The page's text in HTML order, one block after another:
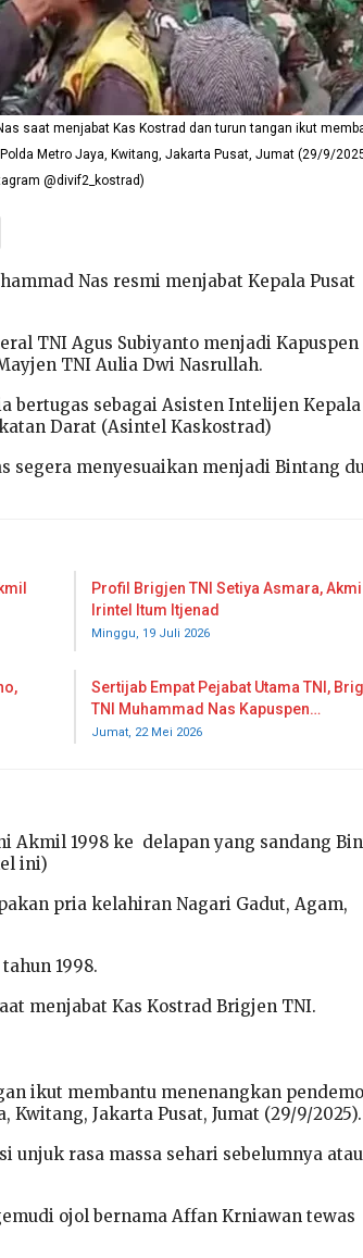
saat menjabat Kas Kostrad dan turun tangan ikut
Metro Jaya, Kwitang, Jakarta Pusat, Jumat (29/9/
@divif2_kostrad)
Nas resmi menjabat Kepala Pusat
TNI Agus Subiyanto menjadi Kapuspen
TNI Aulia Dwi Nasrullah.
bertugas sebagai Asisten Intelijen
Darat (Asintel Kaskostrad)
segera menyesuaikan menjadi Bintang
Profil Brigjen TNI Setiya Asmara,
Irintel Itum Itjenad
Minggu, 19 Juli 2026
Sertijab Empat Pejabat Utama TNI,
TNI Muhammad Nas Kapuspen…
Jumat, 22 Mei 2026
Akmil 1998 ke delapan yang sandang
ini)
pria kelahiran Nagari Gadut, Agam,
1998.
menjabat Kas Kostrad Brigjen TNI.
ikut membantu menenangkan
Kwitang, Jakarta Pusat, Jumat (29/9/2025).
unjuk rasa massa sehari sebelumnya atau
ojol bernama Affan Krniawan tewas